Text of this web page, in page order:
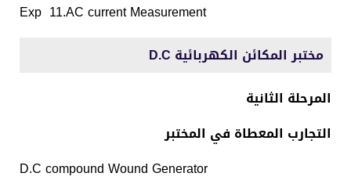
Exp 11.AC current Measurement
مختبر المكائن الكهربائية D.C
المرحلة الثانية
التجارب المعطاة في المختبر
D.C compound Wound Generator